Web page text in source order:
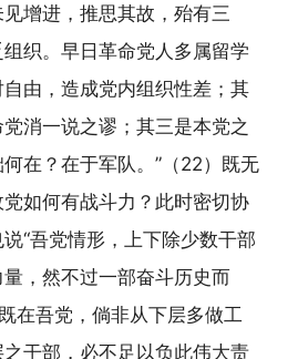
增进，推思其故，殆有三
织。早日革命党人多属留学
由，造成党内组织性差；其
消一说之谬；其三是本党之
在？在于军队。”（22）既无
如何有战斗力？此时密切协
“吾党情形，上下除少数干部
，然不过一部奋斗历史而
在吾党，倘非从下层多做工
干部，必不足以负此伟大责